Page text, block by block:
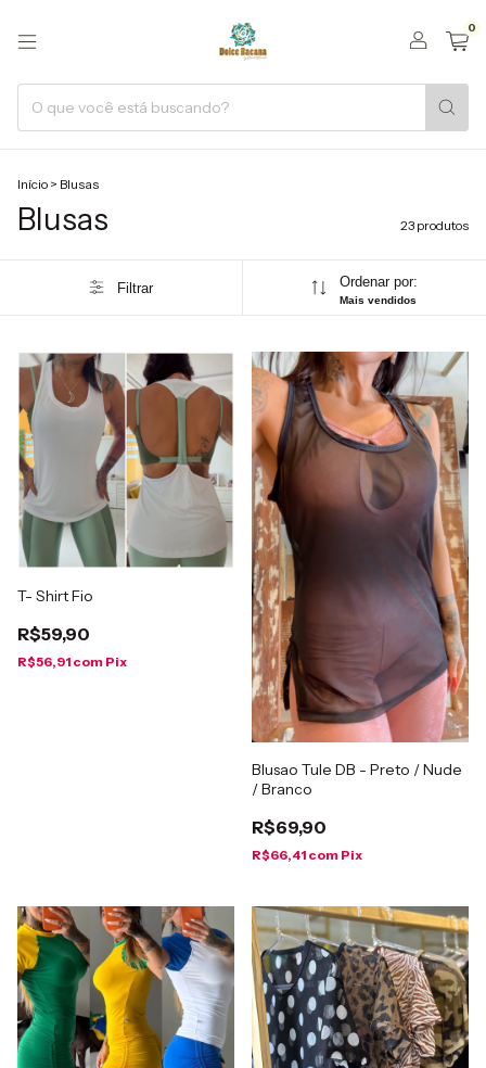
0
Início > Blusas
Blusas 23 produtos
Filtrar Ordenar por:
Mais vendidos
T- Shirt Fio
R$59,90
R$56,91 com Pix
Blusao Tule DB - Preto / Nude
/ Branco
R$69,90
R$66,41 com Pix